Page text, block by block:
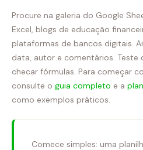
Procure na galeria do Google
Excel, blogs de educação
plataformas de bancos digitais.
data, autor e comentários. Teste
checar fórmulas. Para começar
consulte o guia completo e a
como exemplos práticos.
Comece simples: uma